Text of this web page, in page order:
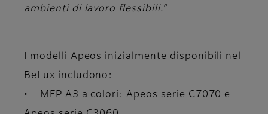
ambienti di lavoro flessibili.”
I modelli Apeos inizialmente disponibili nel
BeLux includono:
• MFP A3 a colori: Apeos serie C7070 e